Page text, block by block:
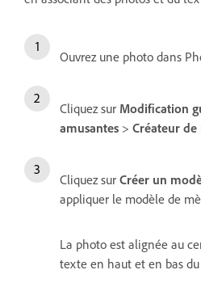
Ouvrez une photo dans
Cliquez sur Modification
amusantes > Créateur
Cliquez sur Créer un
appliquer le modèle de
La photo est alignée au
texte en haut et en bas